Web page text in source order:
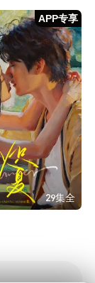
APP专享
29集全